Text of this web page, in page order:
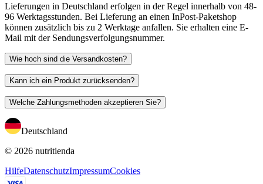
Lieferungen in Deutschland erfolgen in der Regel innerhalb von 48-
96 Werktagsstunden. Bei Lieferung an einen InPost-Paketshop
können zusätzlich bis zu 2 Werktage anfallen. Sie erhalten eine E-
Mail mit der Sendungsverfolgungsnummer.
Wie hoch sind die Versandkosten?
Kann ich ein Produkt zurücksenden?
Welche Zahlungsmethoden akzeptieren Sie?
Deutschland
© 2026 nutritienda
HilfeDatenschutzImpressumCookies